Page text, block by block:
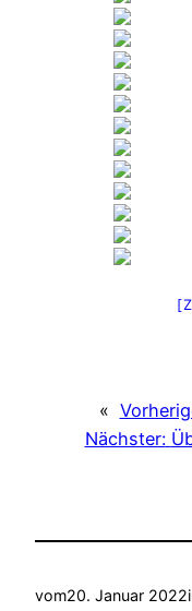
«
Nächster:
vom20. Januar 2022